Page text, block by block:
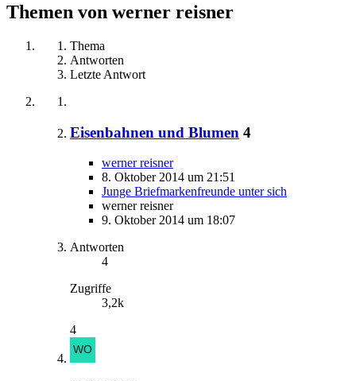
Themen von werner reisner
Thema
Antworten
Letzte Antwort
Eisenbahnen und Blumen 4
werner reisner
8. Oktober 2014 um 21:51
Junge Briefmarkenfreunde unter sich
werner reisner
9. Oktober 2014 um 18:07
Antworten
4
Zugriffe
3,2k
4